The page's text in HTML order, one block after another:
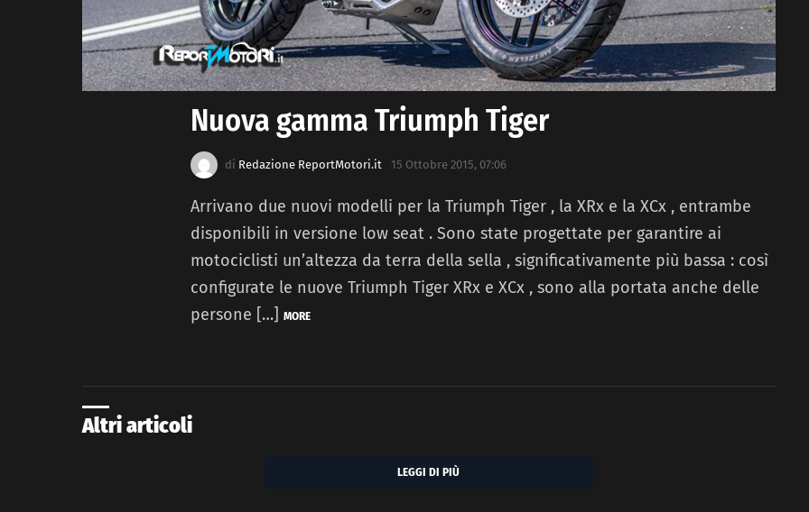
Nuova gamma Triumph Tiger
di Redazione ReportMotori.it 15 Ottobre 2015, 07:06
Arrivano due nuovi modelli per la Triumph Tiger , la XRx e la XCx , entrambe
disponibili in versione low seat . Sono state progettate per garantire ai
motociclisti un’altezza da terra della sella , significativamente più bassa : così
configurate le nuove Triumph Tiger XRx e XCx , sono alla portata anche delle
persone […] MORE
Altri articoli
LEGGI DI PIÙ